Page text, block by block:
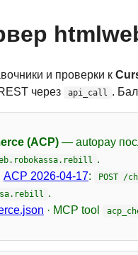
и проверки к
через api_call .
(ACP) — autopay
.
ACP 2026-04-17: POST /
.
· MCP tool